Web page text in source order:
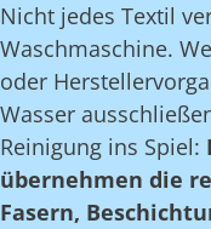
Nicht jedes Textil
Waschmaschine.
oder
Wasser
Reinigung ins Spiel:
übernehmen die
Fasern,